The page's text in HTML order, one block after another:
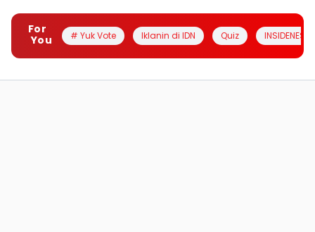
For
You
# Yuk Vote Iklanin di IDN Quiz INSIDENESIA